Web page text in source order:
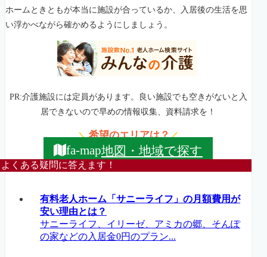
ホームときともが本当に施設が合っているか、入居後の生活を思
い浮かべながら確かめるようにしましょう。
PR:介護施設には定員があります。良い施設でも空きがないと入
居できないので早めの情報収集、資料請求を！
＼希望のエリアは？／
fa-map地図・地域で探す
よくある疑問に答えます！
有料老人ホーム「サニーライフ」の月額費用が
安い理由とは？
サニーライフ、イリーゼ、アミカの郷、そんぽ
の家などの入居金0円のプラン...